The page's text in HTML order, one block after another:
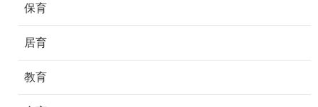
保育
居育
教育